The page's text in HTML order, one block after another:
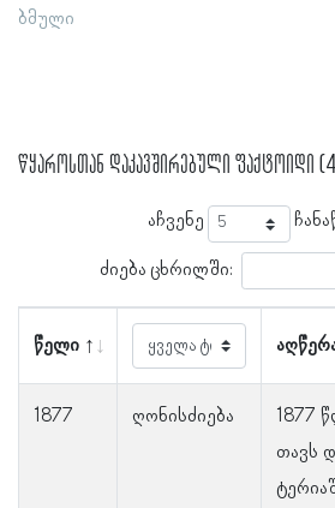
ბმული
წყაროსთან დაკავშირებული ფაქტოიდი
აჩვენე
ძიება ცხრილში:
წელი
1877 ღონისძიება
1877
თავს